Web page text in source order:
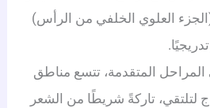
العلوي الخلفي من الرأس)
المتقدمة، تتسع مناطق
لتلتقي، تاركةً شريطًا من الشعر